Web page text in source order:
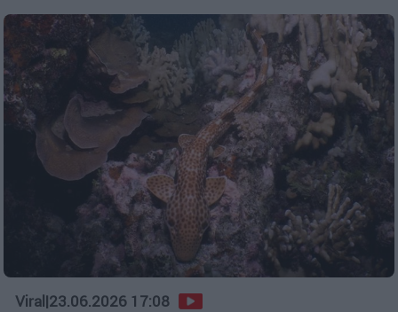
Viral|23.06.2026 17:08